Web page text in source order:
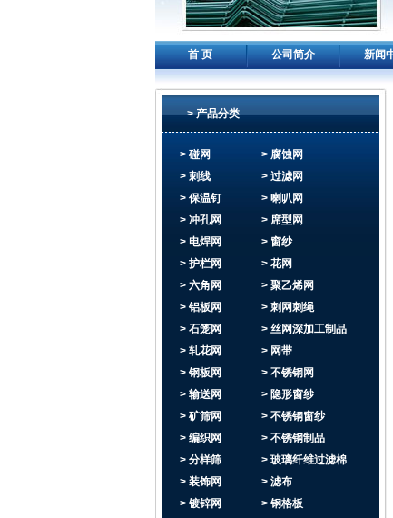
首 页 公司简介 新闻
> 产品分类
> 碰网
> 刺线
> 保温钉
> 冲孔网
> 电焊网
> 护栏网
> 六角网
> 铝板网
> 石笼网
> 轧花网
> 钢板网
> 输送网
> 矿筛网
> 编织网
> 分样筛
> 装饰网
> 镀锌网
> 腐蚀网
> 过滤网
> 喇叭网
> 席型网
> 窗纱
> 花网
> 聚乙烯网
> 刺网刺绳
> 丝网深加工制品
> 网带
> 不锈钢网
> 隐形窗纱
> 不锈钢窗纱
> 不锈钢制品
> 玻璃纤维过滤棉
> 滤布
> 钢格板